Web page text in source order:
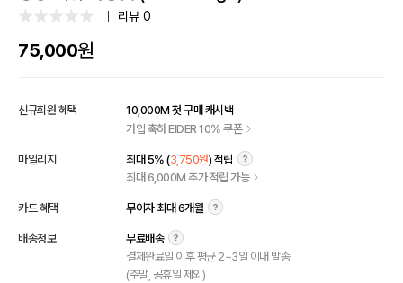
리뷰 0
75,000원
신규회원 혜택
10,000M 첫 구매 캐시백
가입 축하 EIDER 10% 쿠폰
마일리지 최대 5% (3,750원) 적립
최대 6,000M 추가 적립 가능
카드 혜택 무이자 최대 6개월
배송정보
무료배송
결제완료일 이후 평균 2~3일 이내 발송
(주말, 공휴일 제외)